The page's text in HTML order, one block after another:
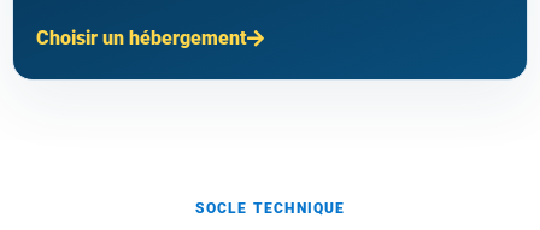
Choisir un hébergement
SOCLE TECHNIQUE